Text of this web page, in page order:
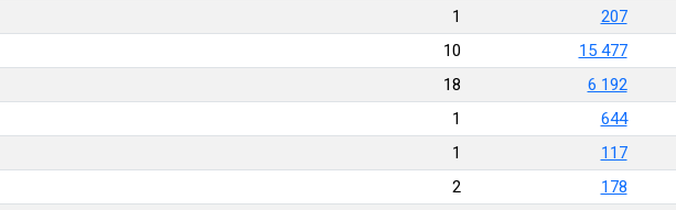
1 207
10 15 477
18 6 192
1 644
1 117
2 178